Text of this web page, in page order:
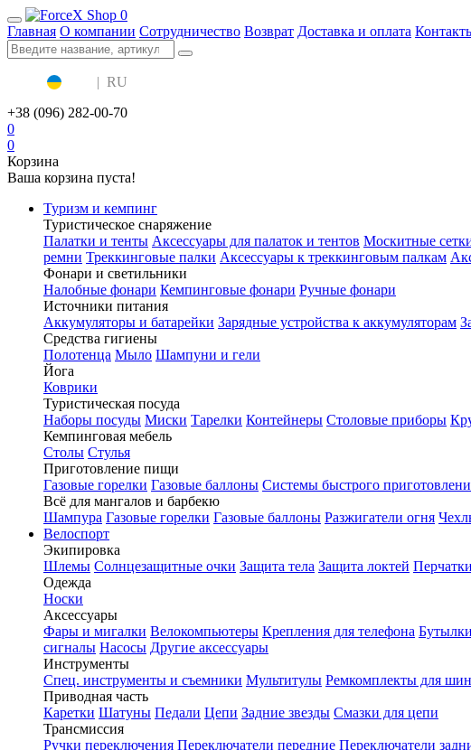
0
Главная О компании Сотрудничество Возврат Доставка и оплата
| RU
+38 (096) 282-00-70
0
0
Корзина
Ваша корзина пуста!
Туризм и кемпинг
Туристическое снаряжение
Палатки и тенты Аксессуары для палаток и тентов Москитные
ремни Треккинговые палки Аксессуары к треккинговым палкам
Фонари и светильники
Налобные фонари Кемпинговые фонари Ручные фонари
Источники питания
Аккумуляторы и батарейки Зарядные устройства к аккумуляторам
Средства гигиены
Полотенца Мыло Шампуни и гели
Йога
Коврики
Туристическая посуда
Наборы посуды Миски Тарелки Контейнеры Столовые приборы
Кемпинговая мебель
Столы Стулья
Приготовление пищи
Газовые горелки Газовые баллоны Системы быстрого
Всё для мангалов и барбекю
Шампура Газовые горелки Газовые баллоны Разжигатели огня
Велоспорт
Экипировка
Шлемы Солнцезащитные очки Защита тела Защита локтей Перчатки
Одежда
Носки
Аксессуары
Фары и мигалки Велокомпьютеры Крепления для телефона
сигналы Насосы Другие аксессуары
Инструменты
Спец. инструменты и съемники Мультитулы Ремкомплекты для шин
Приводная часть
Каретки Шатуны Педали Цепи Задние звезды Смазки для цепи
Трансмиссия
Ручки переключения Переключатели передние Переключатели